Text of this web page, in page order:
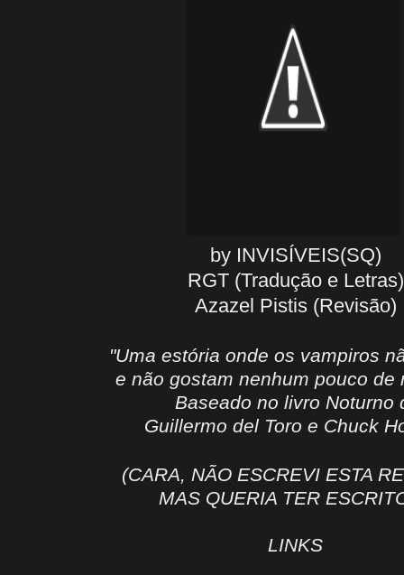
by INVISÍVEIS(SQ)
RGT (Tradução e Letras)
Azazel Pistis (Revisão)
"Uma estória onde os vampiros
e não gostam nenhum pouco de
Baseado no livro Noturno
Guillermo del Toro e Chuck
(CARA, NÃO ESCREVI ESTA
MAS QUERIA TER
LINKS